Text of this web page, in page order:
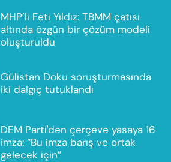
MHP’li Feti Yıldız: TBMM çatısı
altında özgün bir çözüm modeli
oluşturuldu
Gülistan Doku soruşturmasında
iki dalgıç tutuklandı
DEM Parti'den çerçeve yasaya 16
imza: “Bu imza barış ve ortak
gelecek için”